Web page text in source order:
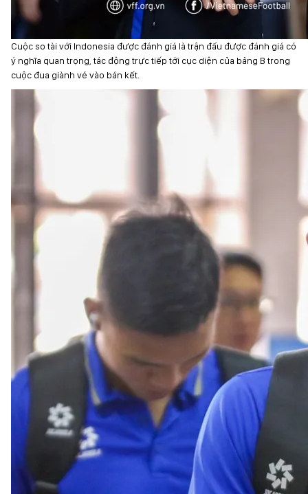
Cuộc so tài với Indonesia được đánh giá là trận đấu được đánh giá có
ý nghĩa quan trọng, tác động trực tiếp tới cục diện của bảng B trong
cuộc đua giành vé vào bán kết.